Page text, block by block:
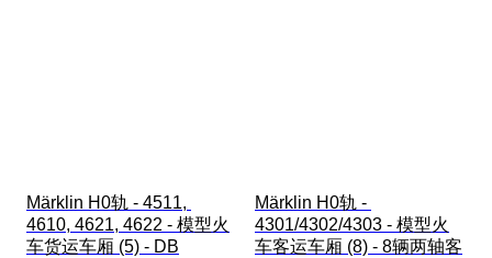
Märklin H0轨 - 4511,
4610, 4621, 4622 - 模型火
车货运车厢 (5) - DB
Märklin H0轨 -
4301/4302/4303 - 模型火
车客运车厢 (8) - 8辆两轴客